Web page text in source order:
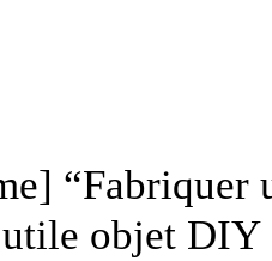
“Fabriquer
objet